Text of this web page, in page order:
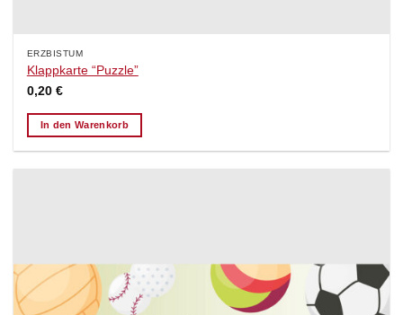
ERZBISTUM
Klappkarte “Puzzle”
0,20 €
In den Warenkorb